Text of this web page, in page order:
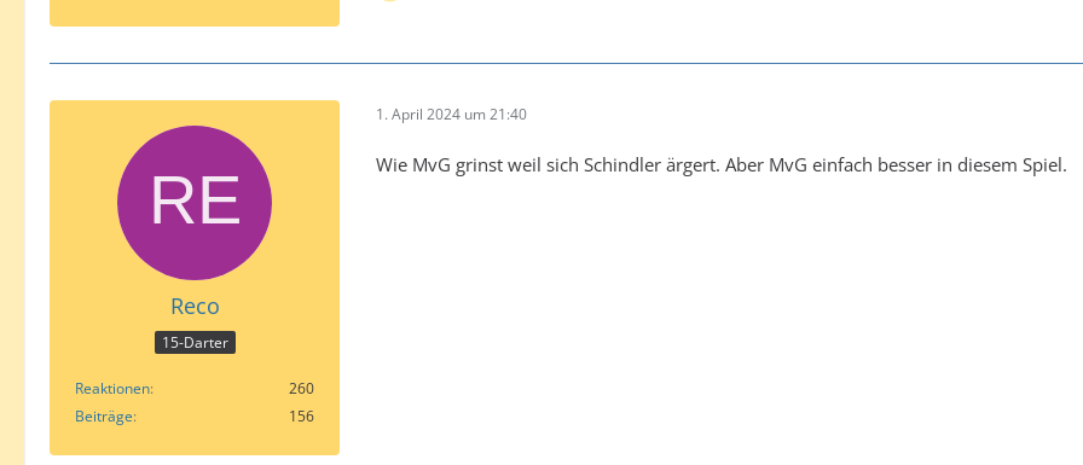
Reco
15-Darter
Reaktionen
260
Beiträge
156
1. April 2024 um 21:40
Wie MvG grinst weil sich Schindler ärgert. Aber MvG einfach besser in diesem Spiel.